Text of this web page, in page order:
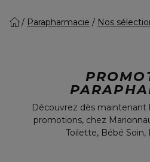
Parapharmacie Nos
Découvrez dès maintenant
promotions, chez
Toilette, Bébé Soin,